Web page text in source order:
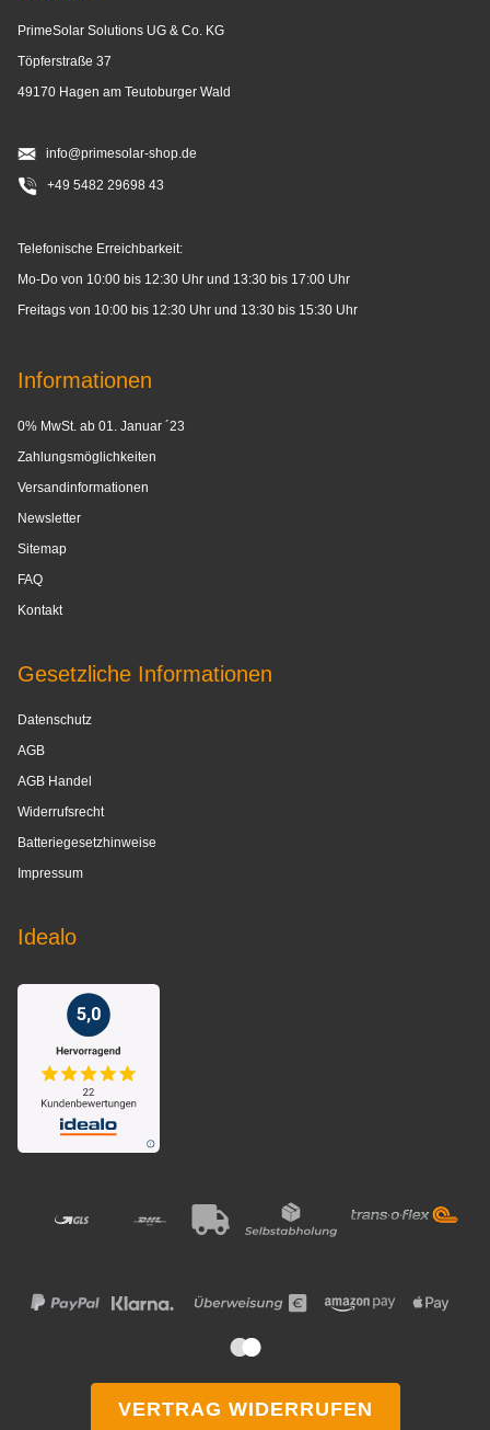
PrimeSolar Solutions UG & Co. KG
Töpferstraße 37
49170 Hagen am Teutoburger Wald
info@primesolar-shop.de
+49 5482 29698 43
Telefonische Erreichbarkeit:
Mo-Do von 10:00 bis 12:30 Uhr und 13:30 bis 17:00 Uhr
Freitags von 10:00 bis 12:30 Uhr und 13:30 bis 15:30 Uhr
Informationen
0% MwSt. ab 01. Januar ´23
Zahlungsmöglichkeiten
Versandinformationen
Newsletter
Sitemap
FAQ
Kontakt
Gesetzliche Informationen
Datenschutz
AGB
AGB Handel
Widerrufsrecht
Batteriegesetzhinweise
Impressum
Idealo
VERTRAG WIDERRUFEN